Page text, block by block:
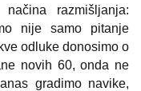
načina razmišljanja:
nije samo pitanje
odluke donosimo o
novih 60, onda ne
gradimo navike,